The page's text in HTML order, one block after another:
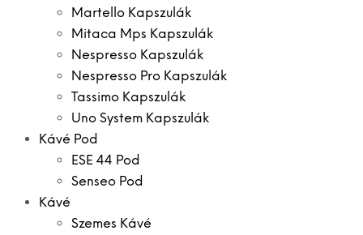
Martello Kapszulák
Mitaca Mps Kapszulák
Nespresso Kapszulák
Nespresso Pro Kapszulák
Tassimo Kapszulák
Uno System Kapszulák
Kávé Pod
ESE 44 Pod
Senseo Pod
Kávé
Szemes Kávé